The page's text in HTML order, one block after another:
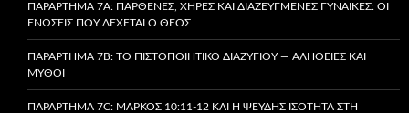
ΠΑΡΆΡΤΗΜΑ 7A: ΠΑΡΘΈΝΕΣ, ΧΉΡΕΣ ΚΑΙ ΔΙΑΖΕΥΓΜΈΝΕΣ ΓΥΝΑΊΚΕΣ: ΟΙ
ΕΝΏΣΕΙΣ ΠΟΥ ΔΈΧΕΤΑΙ Ο ΘΕΌΣ
ΠΑΡΆΡΤΗΜΑ 7B: ΤΟ ΠΙΣΤΟΠΟΙΗΤΙΚΌ ΔΙΑΖΥΓΊΟΥ — ΑΛΉΘΕΙΕΣ ΚΑΙ
ΜΎΘΟΙ
ΠΑΡΆΡΤΗΜΑ 7C: ΜΆΡΚΟΣ 10:11-12 ΚΑΙ Η ΨΕΥΔΉΣ ΙΣΌΤΗΤΑ ΣΤΗ